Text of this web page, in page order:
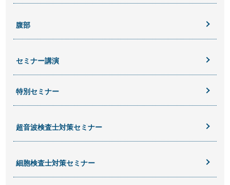
腹部
セミナー講演
特別セミナー
超音波検査士対策セミナー
細胞検査士対策セミナー